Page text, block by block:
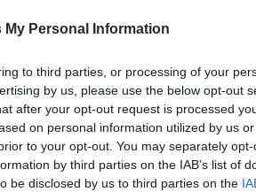
My Personal Information
to third parties, or processing of your
by us, please use the below opt-out
after your opt-out request is processed
on personal information utilized by us
to your opt-out. You may separately
by third parties on the IAB’s list of
be disclosed by us to third parties on the
real e envolvente, damos a
por fontes de energia limpa,
pela MOEVE e energia
são incompatíveis. Estamos a